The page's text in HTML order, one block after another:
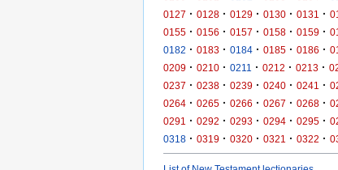
0127 · 0128 · 0129 · 0130 · 0131 ·
0155 · 0156 · 0157 · 0158 · 0159 ·
0182 · 0183 · 0184 · 0185 · 0186 ·
0209 · 0210 · 0211 · 0212 · 0213 ·
0237 · 0238 · 0239 · 0240 · 0241 ·
0264 · 0265 · 0266 · 0267 · 0268 ·
0291 · 0292 · 0293 · 0294 · 0295 ·
0318 · 0319 · 0320 · 0321 · 0322 ·